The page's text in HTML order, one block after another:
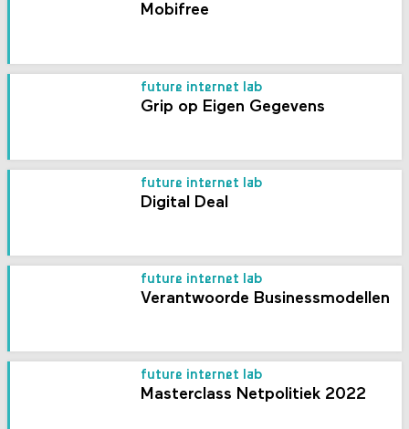
Mobifree
future internet lab
Grip op Eigen Gegevens
future internet lab
Digital Deal
future internet lab
Verantwoorde Businessmodellen
future internet lab
Masterclass Netpolitiek 2022